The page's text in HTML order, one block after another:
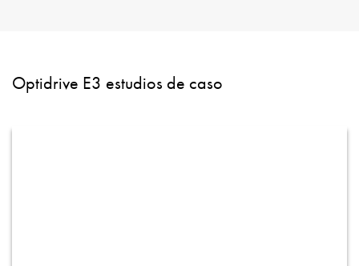
Optidrive E3 estudios de caso